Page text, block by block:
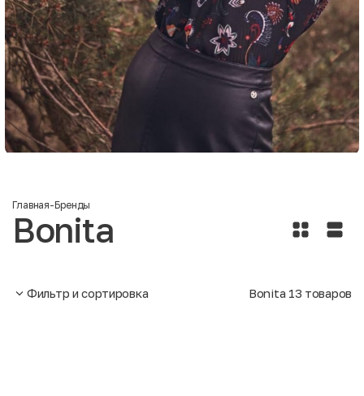
Главная-Бренды
Bonita
Фильтр и сортировка Bonita 13 товаров